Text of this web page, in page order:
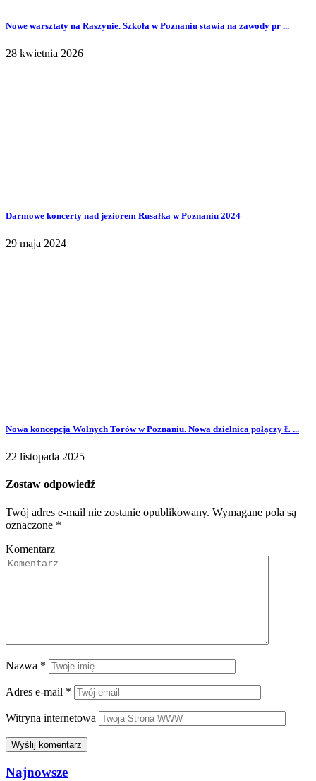
Nowe warsztaty na Raszynie. Szkoła w Poznaniu stawia na zawody pr ...
28 kwietnia 2026
Darmowe koncerty nad jeziorem Rusałka w Poznaniu 2024
29 maja 2024
Nowa koncepcja Wolnych Torów w Poznaniu. Nowa dzielnica połączy Ł ...
22 listopada 2025
Zostaw odpowiedź
Twój adres e-mail nie zostanie opublikowany. Wymagane pola są
oznaczone *
Komentarz
Nazwa *
Adres e-mail *
Witryna internetowa
Najnowsze